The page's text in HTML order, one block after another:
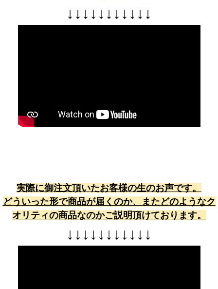
↓ ↓ ↓ ↓ ↓ ↓ ↓ ↓ ↓ ↓ ↓
実際に御注文頂いたお客様の生のお声です。
どういった形で商品が届くのか、またどのようなク
オリティの商品なのかご説明頂けております。
↓ ↓ ↓ ↓ ↓ ↓ ↓ ↓ ↓ ↓ ↓